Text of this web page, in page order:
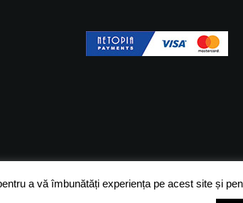
a vă îmbunătăți experiența pe acest site și